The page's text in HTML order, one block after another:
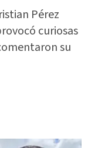
Pérez
curiosas
su